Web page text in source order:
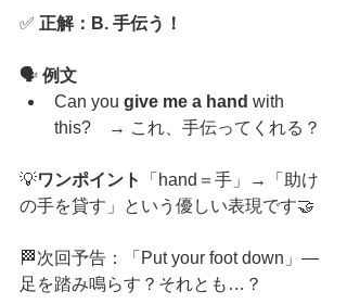
✅ 正解：B. 手伝う！
🗣️ 例文
Can you give me a hand with
this?　→ これ、手伝ってくれる？
💡ワンポイント
「hand＝手」→「助け
の手を貸す」という優しい表現です🤝
🏁次回予告：「Put your foot down」—
足を踏み鳴らす？それとも…？